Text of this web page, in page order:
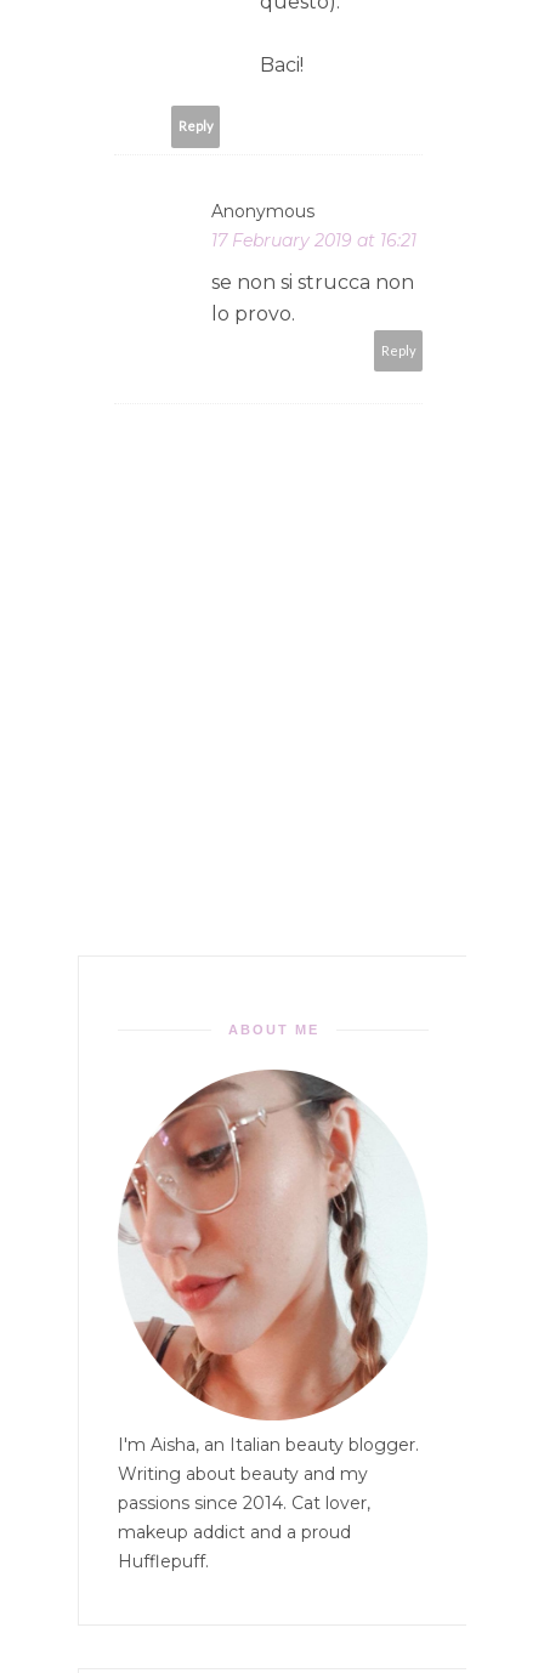
Baci!
Reply
Anonymous
17 February 2019 at 16:21
se non si strucca non
lo provo.
Reply
ABOUT ME
I'm Aisha, an Italian beauty blogger.
Writing about beauty and my
passions since 2014. Cat lover,
makeup addict and a proud
Hufflepuff.